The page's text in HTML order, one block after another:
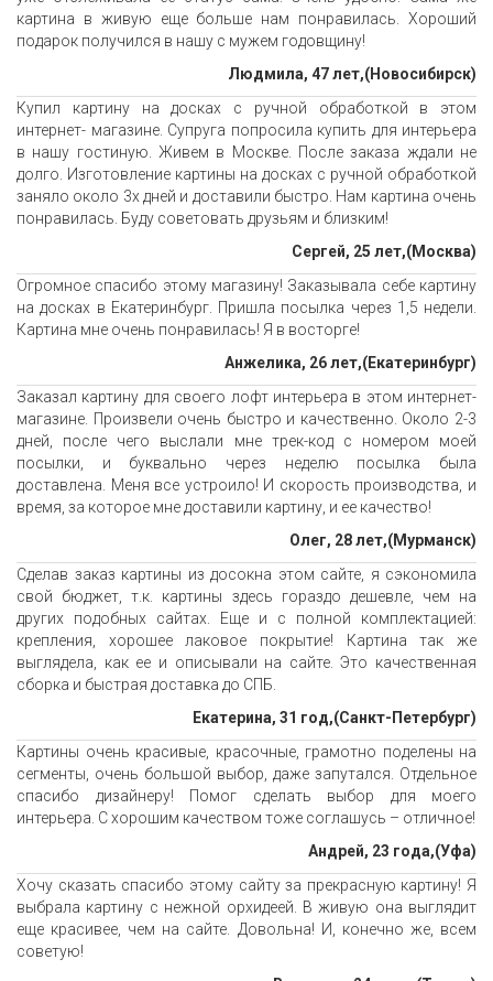
картина в живую еще больше нам понравилась. Хороший
подарок получился в нашу с мужем годовщину!
Людмила, 47 лет,(Новосибирск)
Купил картину на досках с ручной обработкой в этом
интернет- магазине. Супруга попросила купить для интерьера
в нашу гостиную. Живем в Москве. После заказа ждали не
долго. Изготовление картины на досках с ручной обработкой
заняло около 3х дней и доставили быстро. Нам картина очень
понравилась. Буду советовать друзьям и близким!
Сергей, 25 лет,(Москва)
Огромное спасибо этому магазину! Заказывала себе картину
на досках в Екатеринбург. Пришла посылка через 1,5 недели.
Картина мне очень понравилась! Я в восторге!
Анжелика, 26 лет,(Екатеринбург)
Заказал картину для своего лофт интерьера в этом интернет-
магазине. Произвели очень быстро и качественно. Около 2-3
дней, после чего выслали мне трек-код с номером моей
посылки, и буквально через неделю посылка была
доставлена. Меня все устроило! И скорость производства, и
время, за которое мне доставили картину, и ее качество!
Олег, 28 лет,(Мурманск)
Сделав заказ картины из досокна этом сайте, я сэкономила
свой бюджет, т.к. картины здесь гораздо дешевле, чем на
других подобных сайтах. Еще и с полной комплектацией:
крепления, хорошее лаковое покрытие! Картина так же
выглядела, как ее и описывали на сайте. Это качественная
сборка и быстрая доставка до СПБ.
Екатерина, 31 год,(Санкт-Петербург)
Картины очень красивые, красочные, грамотно поделены на
сегменты, очень большой выбор, даже запутался. Отдельное
спасибо дизайнеру! Помог сделать выбор для моего
интерьера. С хорошим качеством тоже соглашусь – отличное!
Андрей, 23 года,(Уфа)
Хочу сказать спасибо этому сайту за прекрасную картину! Я
выбрала картину с нежной орхидеей. В живую она выглядит
еще красивее, чем на сайте. Довольна! И, конечно же, всем
советую!